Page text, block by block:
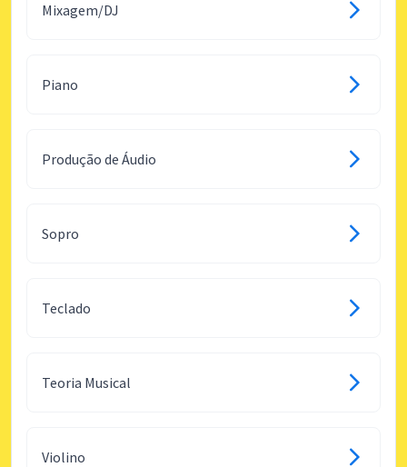
Mixagem/DJ
Piano
Produção de Áudio
Sopro
Teclado
Teoria Musical
Violino